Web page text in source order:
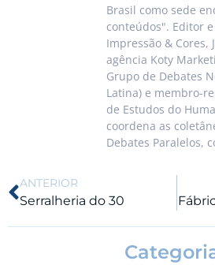
Brasil como sede
conteúdos". Editor
Impressão & Cores,
agência Koty
Grupo de Debates
Latina) e membro-
de Estudos do
coordena as
Debates Paralelos,
ANTERIOR
Serralheria do 30